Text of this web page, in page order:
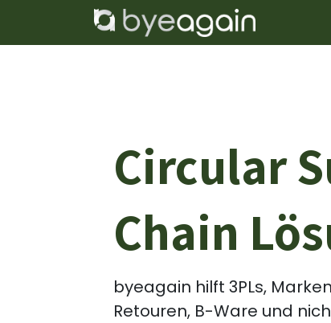
Zum Inhalt springen
Circular
Chain
byeagain hilft 3PLs,
Retouren, B-Ware und